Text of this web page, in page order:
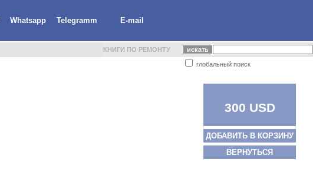
Whatsapp Telegramm E-mail
КНИГИ ПО РЕМОНТУ
глобальный поиск
300 USD
ДОБАВИТЬ В КОРЗИНУ
ВЕРНУТЬСЯ